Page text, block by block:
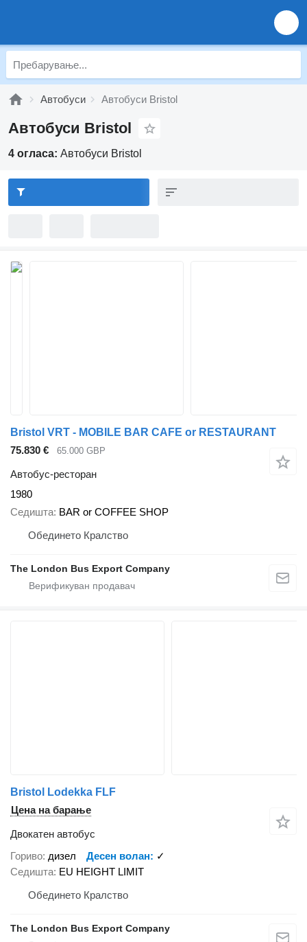
Автобуси Автобуси Bristol
Автобуси Bristol
4 огласа: Автобуси Bristol
Bristol VRT - MOBILE BAR CAFE or RESTAURANT
75.830 €
65.000 GBP
Автобус-ресторан
1980
Седишта BAR or COFFEE SHOP
Обединето Кралство
The London Bus Export Company
Bristol Lodekka FLF
Цена на барање
Двокатен автобус
Гориво дизел Десен волан
✓
Седишта EU HEIGHT LIMIT
Обединето Кралство
The London Bus Export Company